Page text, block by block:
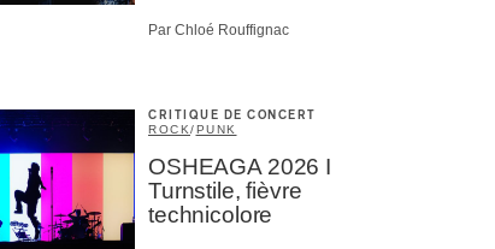
Par Chloé Rouffignac
CRITIQUE DE CONCERT
ROCK/PUNK
OSHEAGA 2026 I
Turnstile, fièvre
technicolore